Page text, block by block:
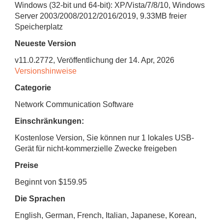
Windows (32-bit und 64-bit): XP/Vista/7/8/10, Windows
Server 2003/2008/2012/2016/2019, 9.33MB freier
Speicherplatz
Neueste Version
v11.0.2772, Veröffentlichung der 14. Apr, 2026
Versionshinweise
Categorie
Network Communication Software
Einschränkungen:
Kostenlose Version, Sie können nur 1 lokales USB-
Gerät für nicht-kommerzielle Zwecke freigeben
Preise
Beginnt von $159.95
Die Sprachen
English, German, French, Italian, Japanese, Korean,